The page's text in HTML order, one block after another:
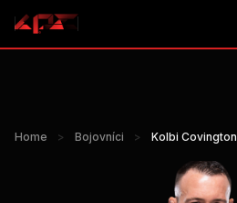
Home > Bojovníci > Kolbi Covington